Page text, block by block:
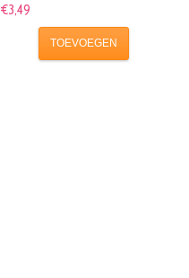
€3,49
TOEVOEGEN